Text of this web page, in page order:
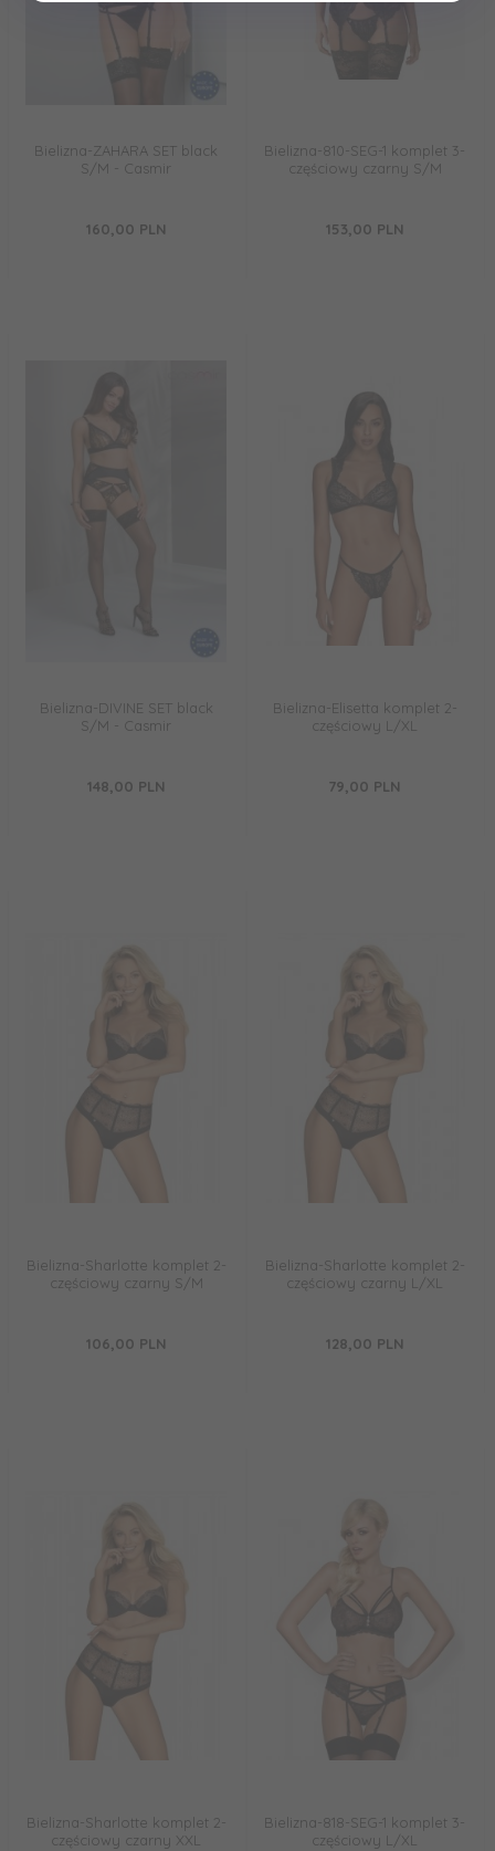
Bielizna-ZAHARA SET black
S/M - Casmir
160,00 PLN
Bielizna-810-SEG-1 komplet 3-
częściowy czarny S/M
153,00 PLN
Bielizna-DIVINE SET black
S/M - Casmir
148,00 PLN
Bielizna-Elisetta komplet 2-
częściowy L/XL
79,00 PLN
Bielizna-Sharlotte komplet 2-
częściowy czarny S/M
106,00 PLN
Bielizna-Sharlotte komplet 2-
częściowy czarny L/XL
128,00 PLN
Bielizna-Sharlotte komplet 2-
częściowy czarny XXL
Bielizna-818-SEG-1 komplet 3-
częściowy L/XL